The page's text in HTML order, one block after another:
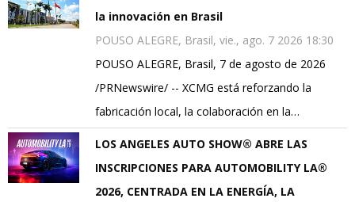
la innovación en Brasil
POUSO ALEGRE, Brasil, vie., ago. 7 2026 18:30
POUSO ALEGRE, Brasil, 7 de agosto de 2026
/PRNewswire/ -- XCMG está reforzando la
fabricación local, la colaboración en la…
LOS ANGELES AUTO SHOW® ABRE LAS
INSCRIPCIONES PARA AUTOMOBILITY LA®
2026, CENTRADA EN LA ENERGÍA, LA